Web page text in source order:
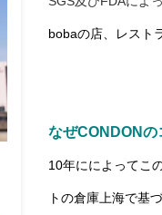
bobaの店、レスト
なぜCONDONの
10年にによってこ
トの倉庫上海で基